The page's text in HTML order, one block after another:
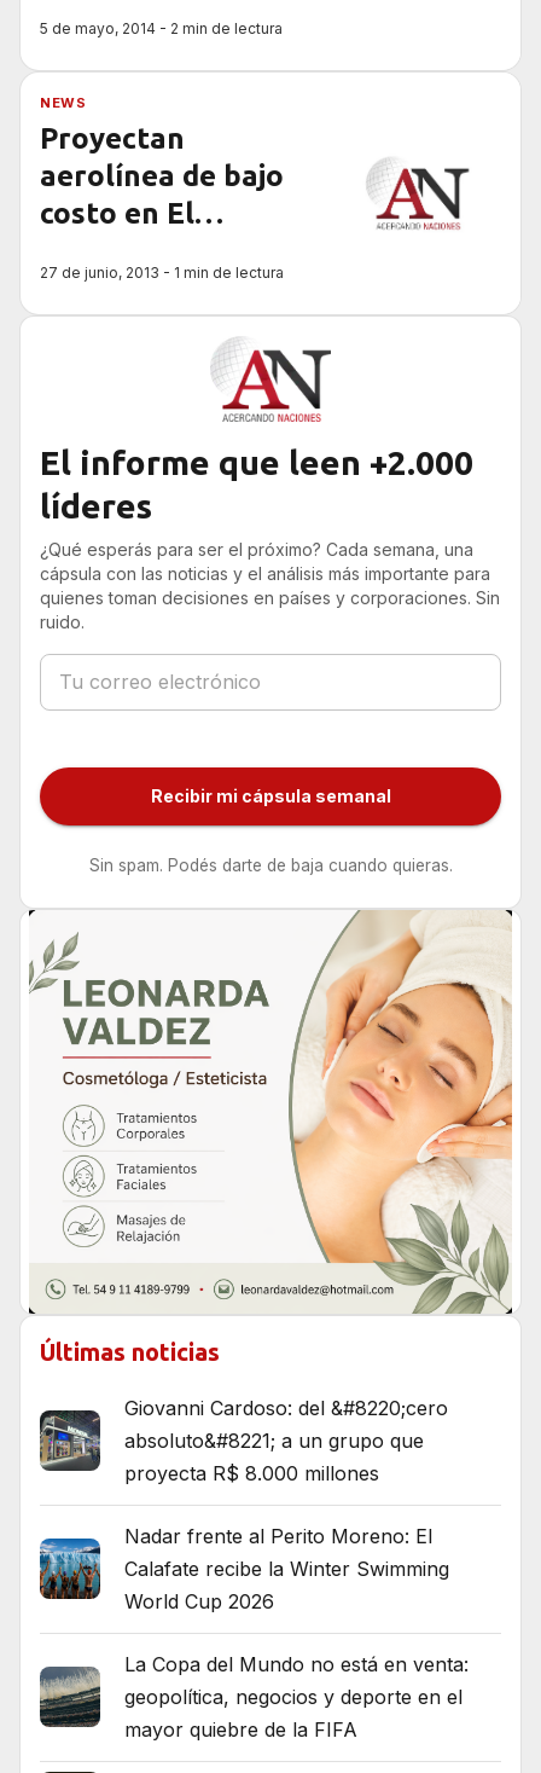
5 de mayo, 2014 - 2 min de lectura
NEWS
Proyectan
aerolínea de bajo
costo en El
27 de junio, 2013 - 1 min de lectura
El informe que leen +2.000
líderes
¿Qué esperás para ser el próximo? Cada semana, una
cápsula con las noticias y el análisis más importante para
quienes toman decisiones en países y corporaciones. Sin
ruido.
Recibir mi cápsula semanal
Sin spam. Podés darte de baja cuando quieras.
Últimas noticias
Giovanni Cardoso: del &#8220;cero
absoluto&#8221; a un grupo que
proyecta R$ 8.000 millones
Nadar frente al Perito Moreno: El
Calafate recibe la Winter Swimming
World Cup 2026
La Copa del Mundo no está en venta:
geopolítica, negocios y deporte en el
mayor quiebre de la FIFA